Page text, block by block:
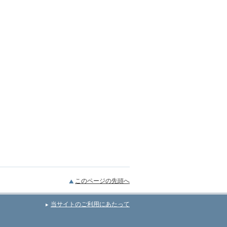
このページの先頭へ
当サイトのご利用にあたって